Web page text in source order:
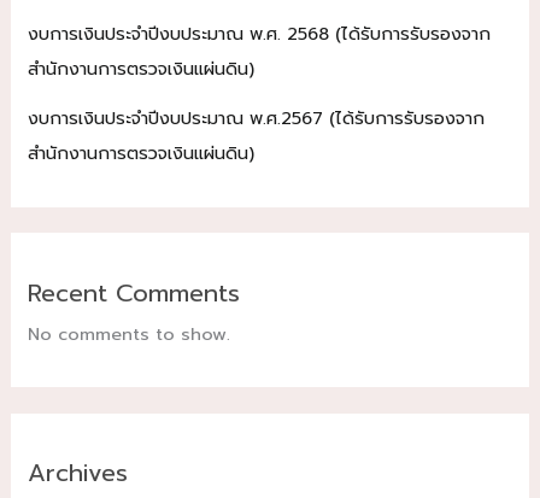
Policy)
ประจำ
๒๕๖๖
งบการเงินประจำปีงบประมาณ พ.ศ. 2568 (ได้รับการรับรองจาก
สำนักงานการตรวจเงินแผ่นดิน)
งบการเงินประจำปีงบประมาณ พ.ศ.2567 (ได้รับการรับรองจาก
สำนักงานการตรวจเงินแผ่นดิน)
Recent Comments
No comments to show.
Archives